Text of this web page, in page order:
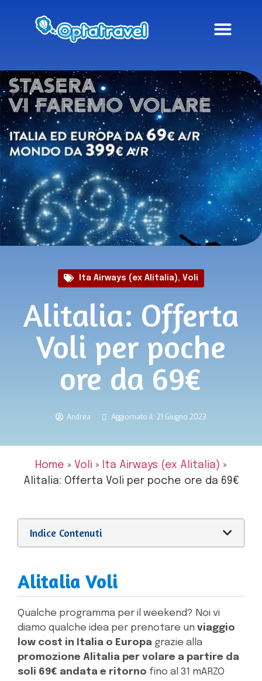
Ita Airways (ex Alitalia), Voli
Alitalia: Offerta
Voli per poche
ore da 69€
Andrea Aggiornato il: 21 Giugno 2023
Home » Voli » Ita Airways (ex Alitalia) »
Alitalia: Offerta Voli per poche ore da 69€
Indice Contenuti
Alitalia Voli
Qualche programma per il weekend? Noi vi
diamo qualche idea per prenotare un viaggio
low cost in Italia o Europa grazie alla
promozione Alitalia per volare a partire da
soli 69€ andata e ritorno fino al 31 mARZO